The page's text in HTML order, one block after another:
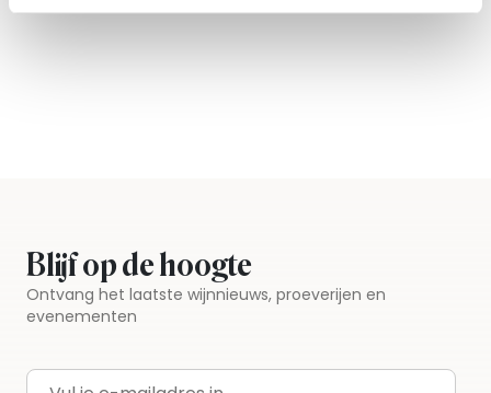
Blijf op de hoogte
Ontvang het laatste wijnnieuws, proeverijen en
evenementen
E-mailadres